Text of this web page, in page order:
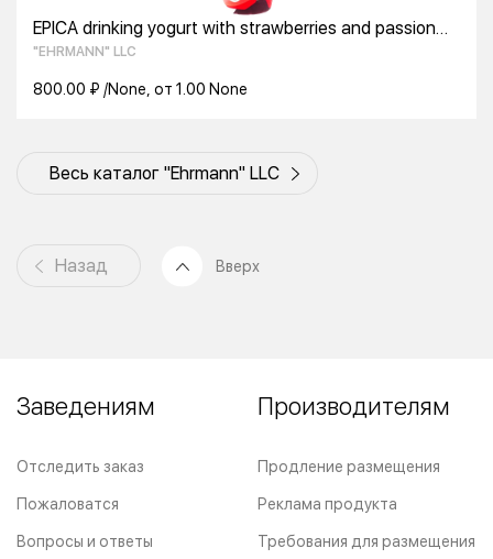
EPICA drinking yogurt with strawberries and passion
fruit 2.5% 260g
"EHRMANN" LLC
800.00 ₽ /None, от 1.00 None
Весь каталог "Ehrmann" LLC
Назад Вверх
Заведениям
Отследить заказ
Пожаловатся
Вопросы и ответы
Производителям
Продление размещения
Реклама продукта
Требования для размещения